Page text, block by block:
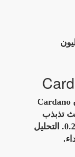
تظهر بيانات الـ 24 ساعة الأخيرة أن Cardano
0.4578%، حيث تذبذب
السعر بين مستوى $0.2582 و$0.2673. التحليل